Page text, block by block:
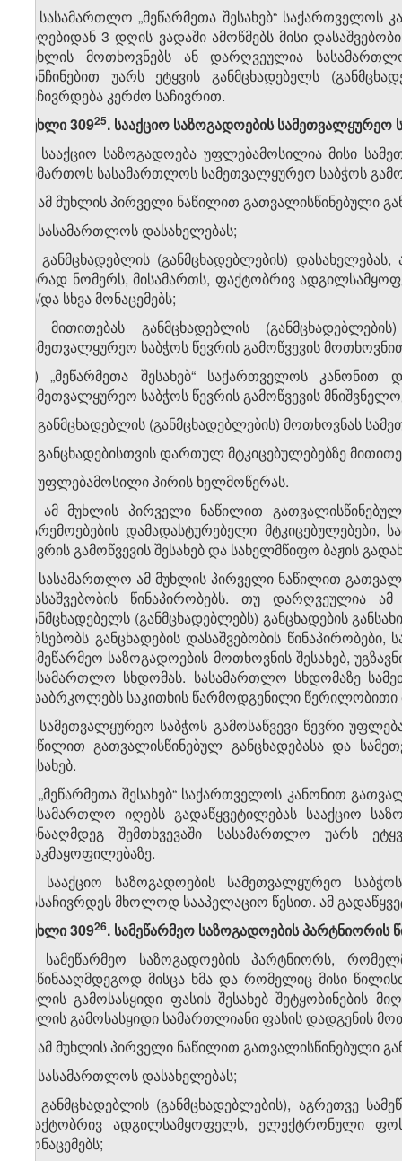
3. სასამართლო „მეწარმეთა შესახებ“ საქართველოს
მიღებიდან 3 დღის ვადაში ამოწმებს მისი
მუხლის მოთხოვნებს ან დარღვეულია
განჩინებით უარს ეტყვის განმცხადებელს
საჩივრდება კერძო საჩივრით.
მუხლი 309​25. სააქციო საზოგადოების სამეთვალყურეო
1. სააქციო საზოგადოება უფლებამოსილია მისი
მიმართოს სასამართლოს სამეთვალყურეო საბჭოს
2. ამ მუხლის პირველი ნაწილით გათვალისწინებული
ა) სასამართლოს დასახელებას;
ბ) განმცხადებლის (განმცხადებლების)
პირად ნომერს, მისამართს, ფაქტობრივ
ან/და სხვა მონაცემებს;
გ) მითითებას განმცხადებლის
სამეთვალყურეო საბჭოს წევრის გამოწვევის
დ) „მეწარმეთა შესახებ“ საქართველოს
სამეთვალყურეო საბჭოს წევრის გამოწვევის
ე) განმცხადებლის (განმცხადებლების) მოთხოვნას
ვ) განცხადებისთვის დართულ მტკიცებულებებზე
ზ) უფლებამოსილი პირის ხელმოწერას.
3. ამ მუხლის პირველი ნაწილით
გარემოებების დამადასტურებელი
წევრის გამოწვევის შესახებ და სახელმწიფო ბაჟის
4. სასამართლო ამ მუხლის პირველი ნაწილით
დასაშვებობის წინაპირობებს. თუ დარღვეულია
განმცხადებელს (განმცხადებლებს) განცხადების
არსებობს განცხადების დასაშვებობის
სამეწარმეო საზოგადოების მოთხოვნის შესახებ,
სასამართლო სხდომას. სასამართლო სხდომაზე
დააბრკოლებს საკითხის წარმოდგენილი წერილობითი
5. სამეთვალყურეო საბჭოს გამოსაწვევი წევრი
ნაწილით გათვალისწინებულ განცხადებასა და
შესახებ.
6. „მეწარმეთა შესახებ“ საქართველოს კანონით
სასამართლო იღებს გადაწყვეტილებას სააქციო
წინააღმდეგ შემთხვევაში სასამართლო უარს
დაკმაყოფილებაზე.
7. სააქციო საზოგადოების სამეთვალყურეო
გასაჩივრდეს მხოლოდ სააპელაციო წესით. ამ
მუხლი 309​26. სამეწარმეო საზოგადოების პარტნიორის
1. სამეწარმეო საზოგადოების პარტნიორს,
საწინააღმდეგოდ მისცა ხმა და რომელიც მისი
წილის გამოსასყიდი ფასის შესახებ
წილის გამოსასყიდი სამართლიანი ფასის დადგენის
2. ამ მუხლის პირველი ნაწილით გათვალისწინებული
ა) სასამართლოს დასახელებას;
ბ) განმცხადებლის (განმცხადებლების), აგრეთვე
ფაქტობრივ ადგილსამყოფელს, ელექტრონული
მონაცემებს;